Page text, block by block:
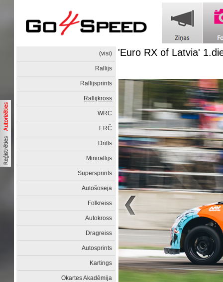
(visi)
Rallijs
Rallijsprints
Rallijkross
WRC
ERČ
Drifts
Minirallijs
Supersprints
Autošoseja
Folkreiss
Autokross
Dragreiss
Autosprints
Kartings
Okartes Akadēmija
'Euro RX of Latvia'